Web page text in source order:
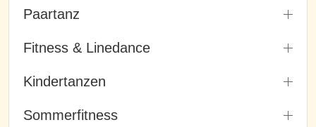
Paartanz
Fitness & Linedance
Kindertanzen
Sommerfitness